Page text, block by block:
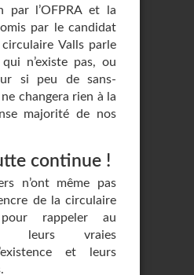
par l’OFPRA et la
par le candidat
Valls parle
n’existe pas, ou
si peu de sans-
ne changera rien à la
majorité de nos
continue !
n’ont même pas
de la circulaire
rappeler au
leurs vraies
et leurs